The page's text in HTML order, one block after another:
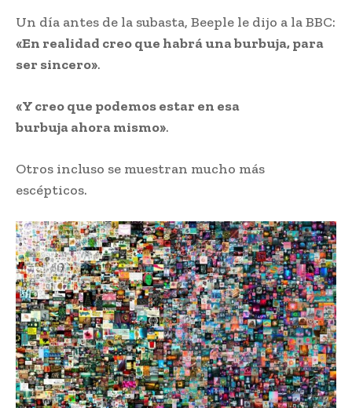
Un día antes de la subasta, Beeple le dijo a la BBC:
«En realidad creo que habrá una burbuja, para
ser sincero».
«Y creo que podemos estar en esa
burbuja ahora mismo».
Otros incluso se muestran mucho más
escépticos.